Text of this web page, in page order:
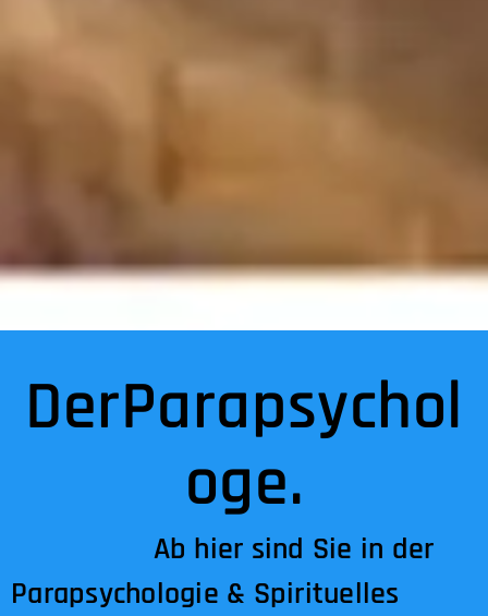
DerParapsychol
oge.
Ab hier sind Sie in der
Parapsychologie & Spirituelles